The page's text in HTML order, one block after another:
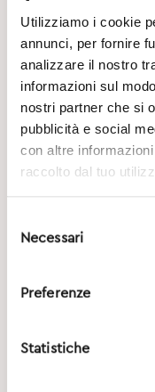
Utilizziamo i cookie
annunci, per fornire
analizzare il nostro
informazioni sul
nostri partner che si
pubblicità e social
con altre
raccolto dal tuo
delNecessari
Preferenze
Statistiche